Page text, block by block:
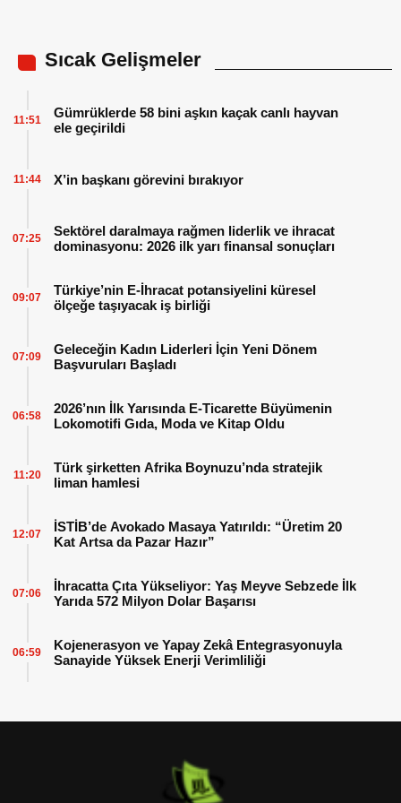
Sıcak Gelişmeler
Gümrüklerde 58 bini aşkın kaçak canlı hayvan
ele geçirildi
11:51
X’in başkanı görevini bırakıyor
11:44
Sektörel daralmaya rağmen liderlik ve ihracat
dominasyonu: 2026 ilk yarı finansal sonuçları
07:25
Türkiye’nin E-İhracat potansiyelini küresel
ölçeğe taşıyacak iş birliği
09:07
Geleceğin Kadın Liderleri İçin Yeni Dönem
Başvuruları Başladı
07:09
2026’nın İlk Yarısında E-Ticarette Büyümenin
Lokomotifi Gıda, Moda ve Kitap Oldu
06:58
Türk şirketten Afrika Boynuzu’nda stratejik
liman hamlesi
11:20
İSTİB’de Avokado Masaya Yatırıldı: “Üretim 20
Kat Artsa da Pazar Hazır”
12:07
İhracatta Çıta Yükseliyor: Yaş Meyve Sebzede İlk
Yarıda 572 Milyon Dolar Başarısı
07:06
Kojenerasyon ve Yapay Zekâ Entegrasyonuyla
Sanayide Yüksek Enerji Verimliliği
06:59